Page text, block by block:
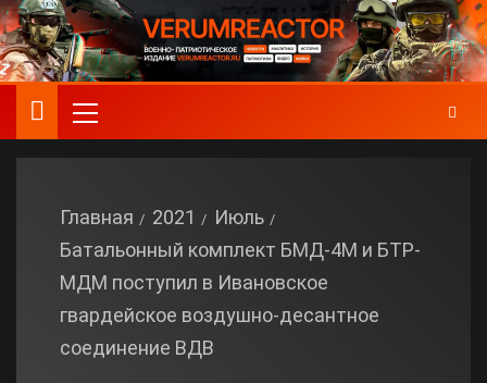
Главная 2021
Июль
Батальонный комплект БМД-4М и БТР-
МДМ поступил в Ивановское
гвардейское воздушно-десантное
соединение ВДВ